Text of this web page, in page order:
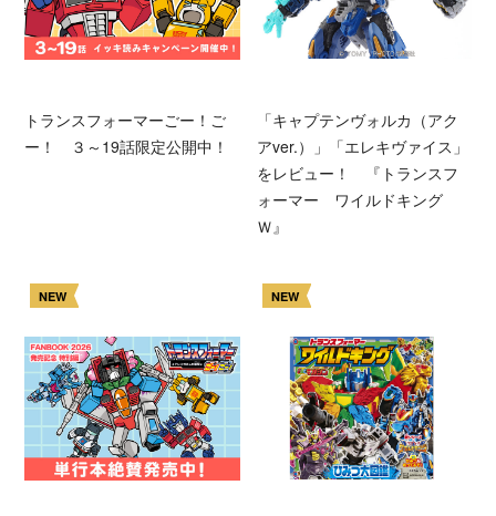
トランスフォーマーごー！ご
ー！ ３～19話限定公開中！
「キャプテンヴォルカ（アク
アver.）」「エレキヴァイス」
をレビュー！ 『トランスフ
ォーマー ワイルドキング
Ｗ』
NEW NEW